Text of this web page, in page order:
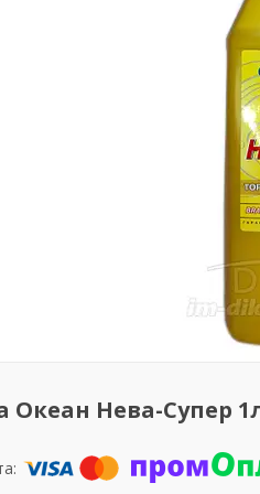
Океан Нева-Супер